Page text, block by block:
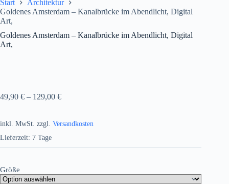
Start
Architektur
Goldenes Amsterdam – Kanalbrücke im Abendlicht, Digital
Art,
Goldenes Amsterdam – Kanalbrücke im Abendlicht, Digital
Art,
49,90 € – 129,00 €
inkl. MwSt. zzgl. Versandkosten
Lieferzeit: 7 Tage
Größe